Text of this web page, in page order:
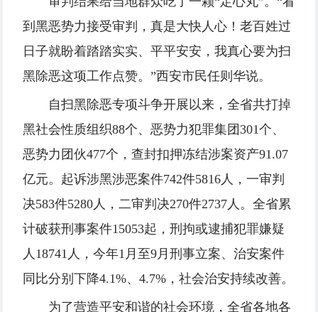
到黑恶势力接受审判，真是大快人心！老百姓过
日子就盼着踏踏实实、平平安安，我真心要为扫
黑除恶这项工作点赞。”西安市民任则华说。
自扫黑除恶专项斗争开展以来，全省共打掉
黑社会性质组织88个、恶势力犯罪集团301个、
恶势力团伙477个，查封扣押冻结涉案资产91.07
亿元。起诉涉黑涉恶案件742件5816人，一审判
决583件5280人，二审判决270件2737人。全省累
计破获刑事案件15053起，刑拘或逮捕犯罪嫌疑
人18741人，今年1月至9月刑事立案、治安案件
同比分别下降4.1%、4.7%，社会治安持续改善。
为了营造平安和谐的社会环境，全省各地各